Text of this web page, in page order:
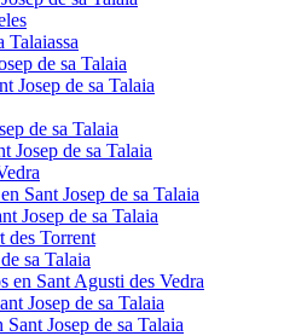
Talaiassa
de sa Talaia
Josep de sa Talaia
de sa Talaia
Josep de sa Talaia
Sant Josep de sa Talaia
Josep de sa Talaia
des Torrent
sa Talaia
en Sant Agusti des Vedra
Josep de sa Talaia
Josep de sa Talaia